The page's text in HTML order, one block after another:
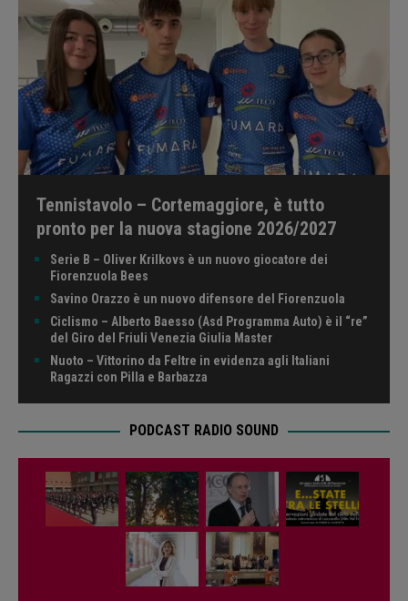
Tennistavolo – Cortemaggiore, è tutto
pronto per la nuova stagione 2026/2027
Serie B – Oliver Krilkovs è un nuovo giocatore dei
Fiorenzuola Bees
Savino Orazzo è un nuovo difensore del Fiorenzuola
Ciclismo – Alberto Baesso (Asd Programma Auto) è il “re”
del Giro del Friuli Venezia Giulia Master
Nuoto – Vittorino da Feltre in evidenza agli Italiani
Ragazzi con Pilla e Barbazza
PODCAST RADIO SOUND